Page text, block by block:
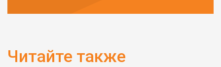
Читайте также